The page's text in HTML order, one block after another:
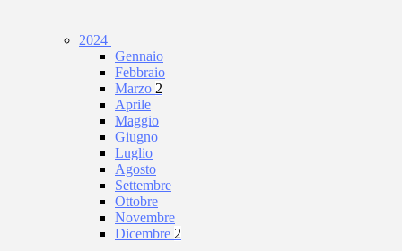
2024
Gennaio
Febbraio
Marzo 2
Aprile
Maggio
Giugno
Luglio
Agosto
Settembre
Ottobre
Novembre
Dicembre 2